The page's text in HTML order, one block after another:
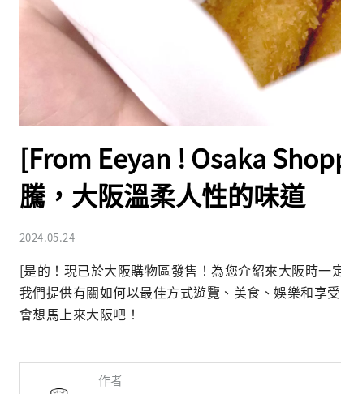
[From Eeyan ! Osaka
騰，大阪溫柔人性的味道
2024.05.24
[是的！現已於大阪購物區發售！為您介紹來大阪時一
我們提供有關如何以最佳方式遊覽、美食、娛樂和享
會想馬上來大阪吧！
作者